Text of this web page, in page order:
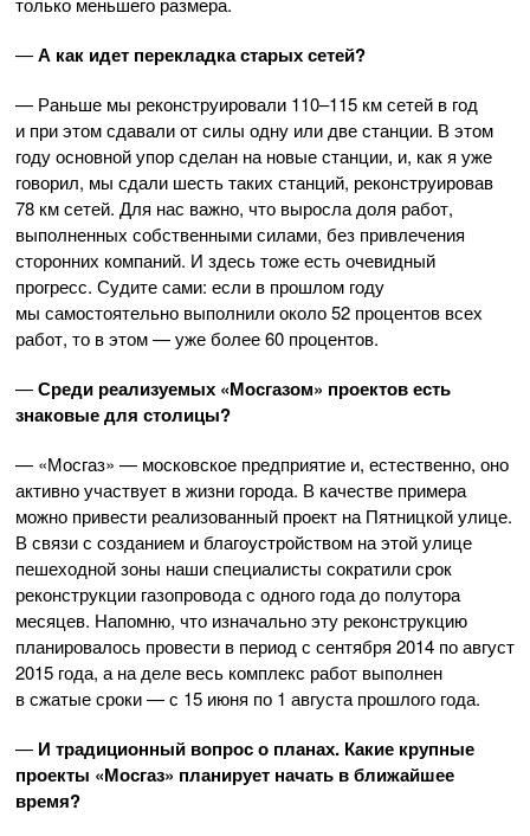
—А как идет перекладка старых сетей?
— Раньше мы реконструировали 110–115 км сетей в год
и при этом сдавали от силы одну или две станции. В этом
году основной упор сделан на новые станции, и, как я уже
говорил, мы сдали шесть таких станций, реконструировав
78 км сетей. Для нас важно, что выросла доля работ,
выполненных собственными силами, без привлечения
сторонних компаний. И здесь тоже есть очевидный
прогресс. Судите сами: если в прошлом году
мы самостоятельно выполнили около 52 процентов всех
работ, то в этом — уже более 60 процентов.
—Среди реализуемых «Мосгазом» проектов есть
знаковые для столицы?
— «Мосгаз» — московское предприятие и, естественно, оно
активно участвует в жизни города. В качестве примера
можно привести реализованный проект на Пятницкой улице.
В связи с созданием и благоустройством на этой улице
пешеходной зоны наши специалисты сократили срок
реконструкции газопровода с одного года до полутора
месяцев. Напомню, что изначально эту реконструкцию
планировалось провести в период с сентября 2014 по август
2015 года, а на деле весь комплекс работ выполнен
в сжатые сроки — с 15 июня по 1 августа прошлого года.
— И традиционный вопрос о планах. Какие крупные
проекты «Мосгаз» планирует начать в ближайшее
время?